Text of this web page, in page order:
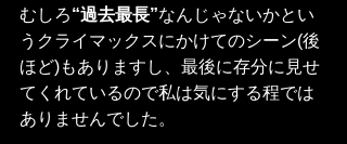
むしろ“過去最長”なんじゃないかとい
うクライマックスにかけてのシーン(後
ほど)もありますし、最後に存分に見せ
てくれているので私は気にする程では
ありませんでした。